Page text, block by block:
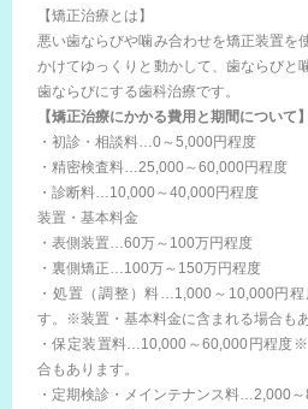
【矯正治療とは】
悪い歯ならびや噛み合わせを矯正装置を
かけてゆっくりと動かして、歯ならびと
歯ならびにする歯科治療です。
【矯正治療にかかる費用と期間について】
・初診・相談料…0～5,000円程度
・精密検査料…25,000～60,000円程度
・診断料…10,000～40,000円程度
装置・基本料金
・表側装置…60万～100万円程度
・裏側矯正…100万～150万円程度
・処置（調整）料…1,000～10,000円
す。※装置・基本料金に含まれる場合もあ
・保定装置料…10,000～60,000円程度
合もあります。
・定期検診・メインテナンス料…2,000